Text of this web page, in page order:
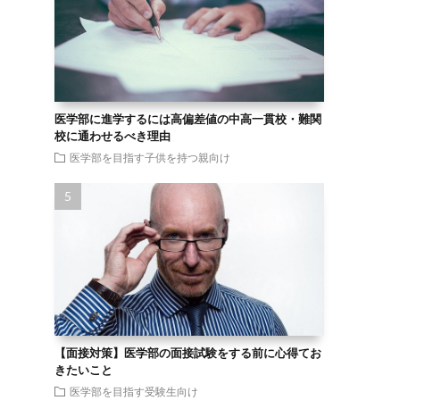
医学部に進学するには高偏差値の中高一貫校・難関
校に通わせるべき理由
医学部を目指す子供を持つ親向け
【面接対策】医学部の面接試験をする前に心得てお
きたいこと
医学部を目指す受験生向け